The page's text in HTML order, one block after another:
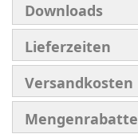
Downloads
Lieferzeiten
Versandkosten
Mengenrabatte